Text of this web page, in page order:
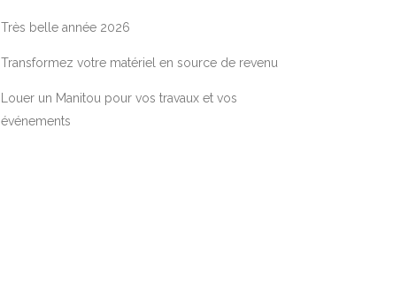
Très belle année 2026
Transformez votre matériel en source de revenu
Louer un Manitou pour vos travaux et vos
événements